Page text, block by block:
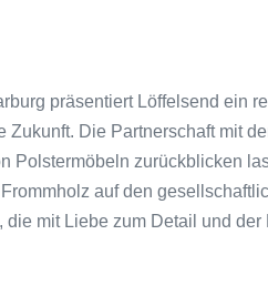
präsentiert Löffelsend ein
Die Partnerschaft mit
Polstermöbeln zurückblicken
auf den
mit Liebe zum Detail und